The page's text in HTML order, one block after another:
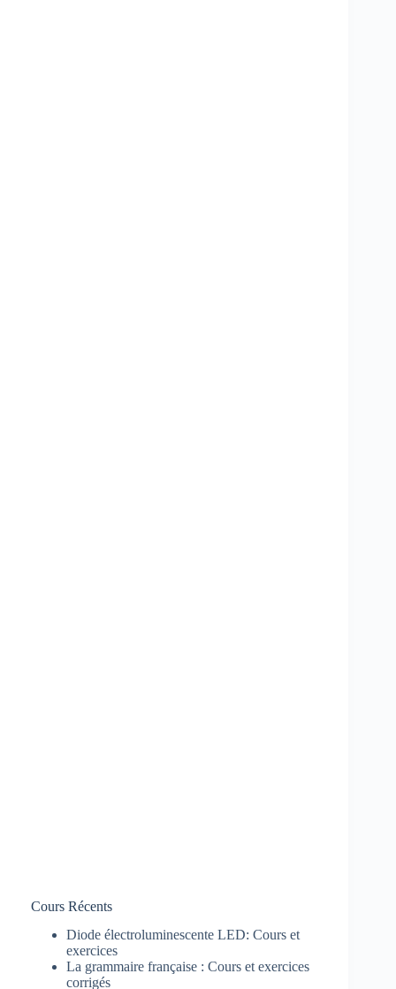
Cours Récents
Diode électroluminescente LED: Cours et
exercices
La grammaire française : Cours et exercices
corrigés